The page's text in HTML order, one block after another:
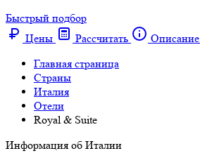
Быстрый подбор
Цены
Рассчитать Описание
Главная страница
Cтраны
Италия
Отели
Royal & Suite
Информация об Италии